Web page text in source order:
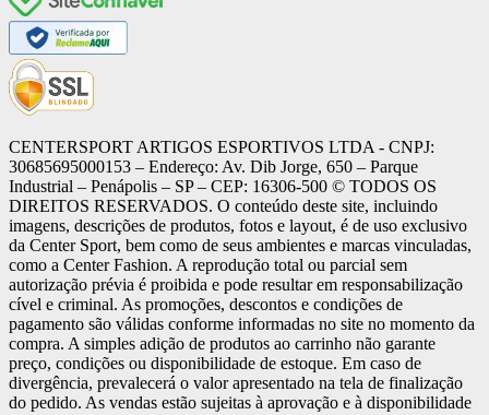
CENTERSPORT ARTIGOS ESPORTIVOS LTDA - CNPJ:
30685695000153 – Endereço: Av. Dib Jorge, 650 – Parque
Industrial – Penápolis – SP – CEP: 16306-500 ©️ TODOS OS
DIREITOS RESERVADOS. O conteúdo deste site, incluindo
imagens, descrições de produtos, fotos e layout, é de uso exclusivo
da Center Sport, bem como de seus ambientes e marcas vinculadas,
como a Center Fashion. A reprodução total ou parcial sem
autorização prévia é proibida e pode resultar em responsabilização
cível e criminal. As promoções, descontos e condições de
pagamento são válidas conforme informadas no site no momento da
compra. A simples adição de produtos ao carrinho não garante
preço, condições ou disponibilidade de estoque. Em caso de
divergência, prevalecerá o valor apresentado na tela de finalização
do pedido. As vendas estão sujeitas à aprovação e à disponibilidade